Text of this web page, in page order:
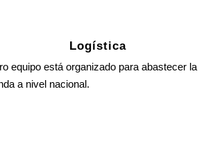
Logística
equipo está organizado para abastecer la
a nivel nacional.